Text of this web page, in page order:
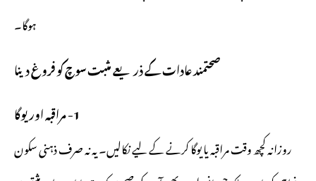
ہوگا۔
صحتمند عادات کے ذریعے مثبت سوچ کو فروغ دینا
1- مراقبہ اور یوگا
روزانہ کچھ وقت مراقبہ یا یوگا کرنے کے لیے نکالیں۔ یہ نہ صرف ذہنی سکون